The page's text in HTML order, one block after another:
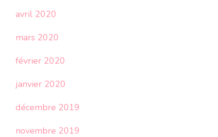
avril 2020
mars 2020
février 2020
janvier 2020
décembre 2019
novembre 2019